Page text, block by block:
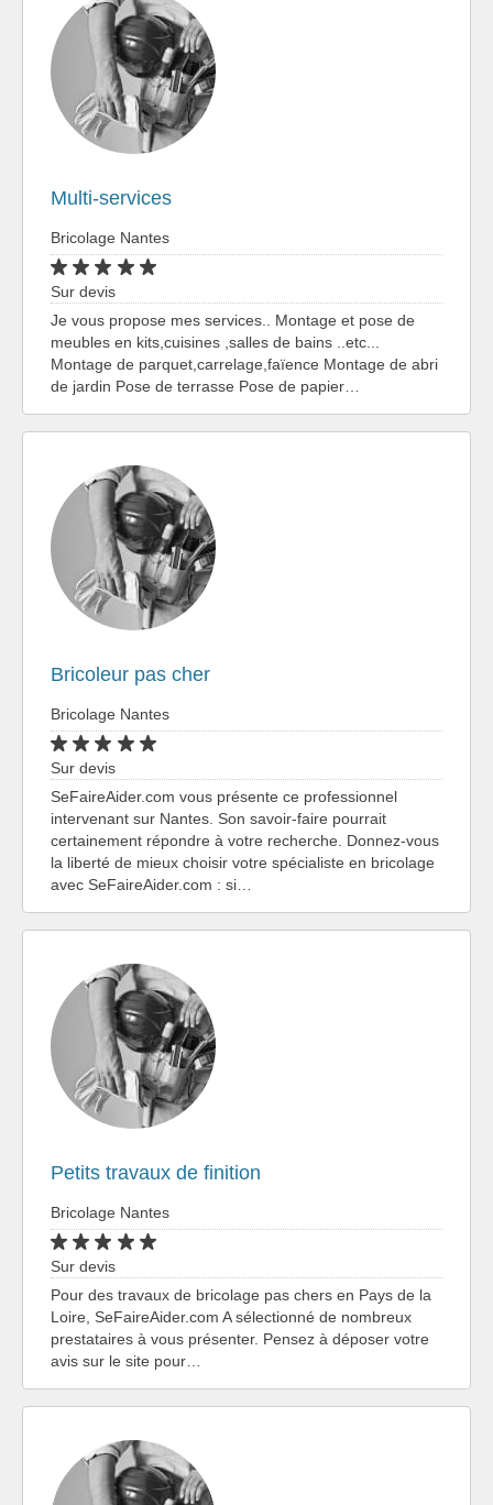
Multi-services
Bricolage Nantes
Sur devis
Je vous propose mes services.. Montage et pose de
meubles en kits,cuisines ,salles de bains ..etc...
Montage de parquet,carrelage,faïence Montage de abri
de jardin Pose de terrasse Pose de papier…
Bricoleur pas cher
Bricolage Nantes
Sur devis
SeFaireAider.com vous présente ce professionnel
intervenant sur Nantes. Son savoir-faire pourrait
certainement répondre à votre recherche. Donnez-vous
la liberté de mieux choisir votre spécialiste en bricolage
avec SeFaireAider.com : si…
Petits travaux de finition
Bricolage Nantes
Sur devis
Pour des travaux de bricolage pas chers en Pays de la
Loire, SeFaireAider.com A sélectionné de nombreux
prestataires à vous présenter. Pensez à déposer votre
avis sur le site pour…